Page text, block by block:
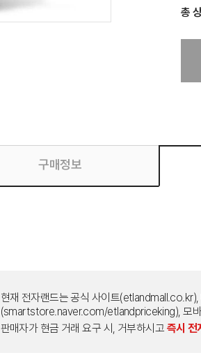
총
구매정보
현재 전자랜드는 공식 사이트(etlandmall.co.kr),
(smartstore.naver.com/etlandpriceking), 모바
판매자가 현금 거래 요구 시, 거부하시고 즉시 전